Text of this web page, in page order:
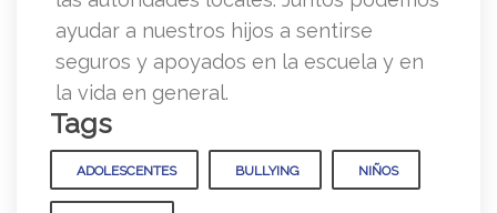
ayudar a nuestros hijos a sentirse
seguros y apoyados en la escuela y en
la vida en general.
Tags
ADOLESCENTES BULLYING NIÑOS